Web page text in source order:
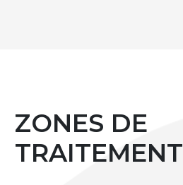
ZONES DE
TRAITEMENT